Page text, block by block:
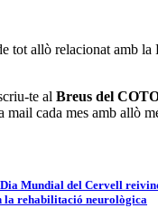
tot allò relacionat amb la
te al Breus del
mail cada mes amb allò
Mundial del Cervell
la rehabilitació neurològica